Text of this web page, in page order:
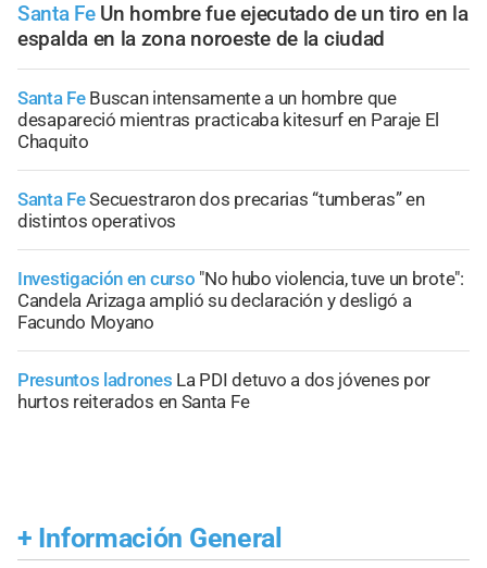
Santa Fe Un hombre fue ejecutado de un tiro en la
espalda en la zona noroeste de la ciudad
Santa Fe Buscan intensamente a un hombre que
desapareció mientras practicaba kitesurf en Paraje El
Chaquito
Santa FeSecuestraron dos precarias “tumberas” en
distintos operativos
Investigación en curso "No hubo violencia, tuve un brote":
Candela Arizaga amplió su declaración y desligó a
Facundo Moyano
Presuntos ladrones La PDI detuvo a dos jóvenes por
hurtos reiterados en Santa Fe
+ Información General